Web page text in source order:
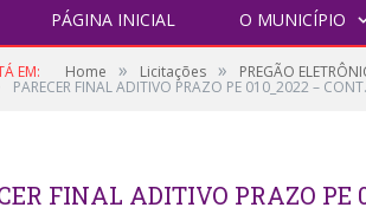
PÁGINA INICIAL O MUNICÍPIO
EM: Home » Licitações » PREGÃO
PARECER FINAL ADITIVO PRAZO PE 010_2022 –
FINAL ADITIVO PRAZO PE